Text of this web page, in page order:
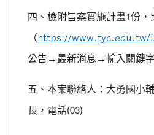
四、檢附旨案實施計畫1份，
（https://www.tyc.edu.tw/
公告→最新消息→輸入關鍵字
五、本案聯絡人：大勇國小
長，電話(03)